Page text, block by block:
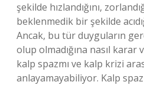
şekilde hızlandığını,
beklenmedik bir şekilde
Ancak, bu tür duyguların
olup olmadığına nasıl
kalp spazmı ve kalp krizi
anlayamayabiliyor. Kalp